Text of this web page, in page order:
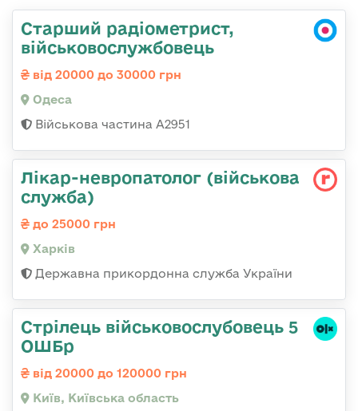
Старший радіометрист,
військовослужбовець
від 20000 до 30000 грн
Одеса
Військова частина А2951
Лікар-невропатолог (військова
служба)
до 25000 грн
Харків
Державна прикордонна служба України
Стрілець військовослубовець 5
ОШБр
від 20000 до 120000 грн
Київ, Київська область